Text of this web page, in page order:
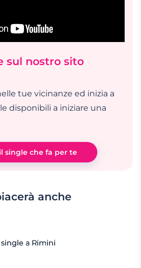
sul nostro sito
tue vicinanze ed inizia a
disponibili a iniziare una
single che fa per te
anche
a Rimini